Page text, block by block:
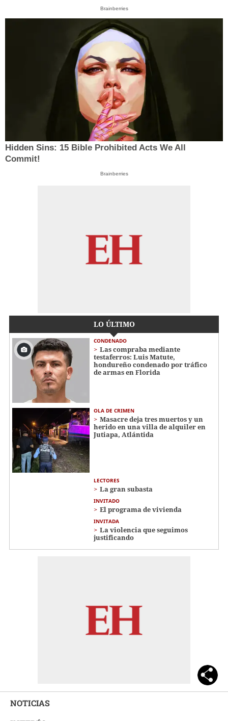
Brainberries
Hidden Sins: 15 Bible Prohibited Acts We All
Commit!
Brainberries
LO ÚLTIMO
CONDENADO
Las compraba mediante
testaferros: Luis Matute,
hondureño condenado por tráfico
de armas en Florida
OLA DE CRIMEN
Masacre deja tres muertos y un
herido en una villa de alquiler en
Jutiapa, Atlántida
LECTORES
La gran subasta
INVITADO
El programa de vivienda
INVITADA
La violencia que seguimos
justificando
NOTICIAS